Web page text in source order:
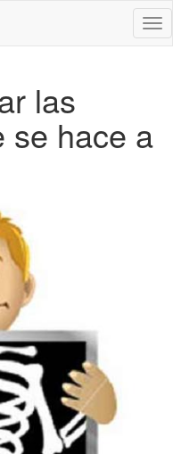
las
se hace a